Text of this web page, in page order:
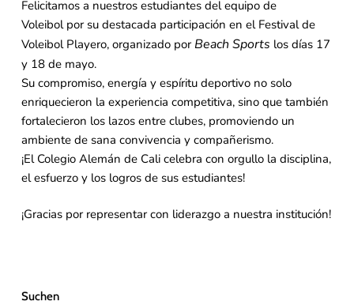
Felicitamos a nuestros estudiantes del equipo de
Voleibol por su destacada participación en el Festival de
Voleibol Playero, organizado por Beach Sports los días 17
y 18 de mayo.
Su compromiso, energía y espíritu deportivo no solo
enriquecieron la experiencia competitiva, sino que también
fortalecieron los lazos entre clubes, promoviendo un
ambiente de sana convivencia y compañerismo.
¡El Colegio Alemán de Cali celebra con orgullo la disciplina,
el esfuerzo y los logros de sus estudiantes!
¡Gracias por representar con liderazgo a nuestra institución!
Suchen